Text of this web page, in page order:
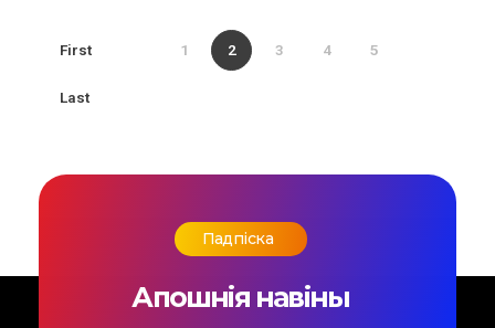
First 1 2 3 4 5
Last
Падпіска
Апошнія навіны